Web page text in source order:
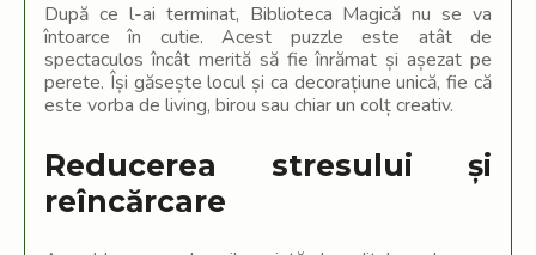
După ce l-ai terminat, Biblioteca Magică nu se va
întoarce în cutie. Acest puzzle este atât de
spectaculos încât merită să fie înrămat și așezat pe
perete. Își găsește locul și ca decorațiune unică, fie că
este vorba de living, birou sau chiar un colț creativ.
Reducerea stresului și
reîncărcare